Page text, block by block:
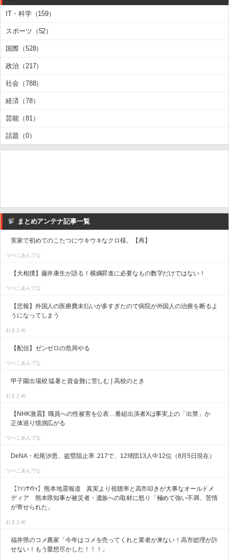
IT・科学（159）
スポーツ（52）
国際（528）
政治（217）
社会（788）
経済（78）
芸能（81）
話題（0）
まとめアンテナ記事一覧
実家で初めてのこたつにウキウキなクロ様。【再】
つべこあんてな
【大相撲】藤井康生が語る！横綱昇進に必要なもの数字だけではない！
つべこあんてな
【悲報】外国人の医療費未払いが多すぎたので病院が外国人の治療を断るよ
うになってしまう
おまとめ
【配信】ゼンゼロの危局やる
つべこあんてな
甲子園出場校 猛暑と資金難に苦しむ | 高校のとき
おまとめ
【NHK激震】職員への性被害を公表…番組出演者Xは事実上の「出禁」か
正体巡り憶測広がる
つべこあんてな
DeNA・松尾汐恩、盗塁阻止率 .217で、12球団13人中12位（8月5日現在）
つべこあんてな
【ﾌｧﾝｻﾏﾘｨ】熊本地震報道 真実より視聴率と高市叩きが大事なオールドメ
ディア 熊本県知事が被災者・遺族への取材に怒り「極めて強い不満、苦情
が寄せられた」
おまとめ
福井県のコメ農家「今年はコメを売ってくれと業者が来ない！高市総理が許
せない！もう愛想尽かした！！！」